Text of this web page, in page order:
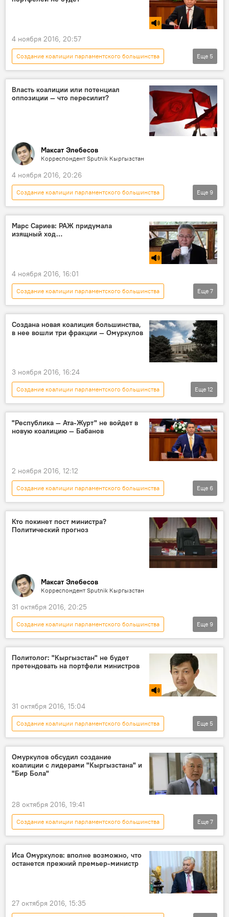
коалиция должность
4 ноября 2016, 20:57
Создание коалиции парламентского большинства
Радио Sputnik Кыргызстан
Новости
коалиция
Еще 5
Власть коалиции или потенциал
оппозиции — что пересилит?
Максат Элебесов
Корреспондент Sputnik Кыргызстан
4 ноября 2016, 20:26
Создание коалиции парламентского большинства
Мнение
Политика
Новости
Кыргызстан
Выход СДПК из коалиции парламентского большинства
Еще 9
Марс Сариев: РАЖ придумала
изящный ход…
4 ноября 2016, 16:01
Создание коалиции парламентского большинства
Мнение
Радио Sputnik Кыргызстан
Кыргызстан
Марс Сариев
коалиция
Выход СДПК из коалиции парламентского большинства
Еще 7
Создана новая коалиция большинства,
в нее вошли три фракции — Омуркулов
3 ноября 2016, 16:24
Создание коалиции парламентского большинства
Политика
Новости
Кыргызстан
Aлерт
Иса Омуркулов
Жогорку Кенеш
СДПК
коалиция
большинство
Еще 12
"Республика — Ата-Журт" не войдет в
новую коалицию — Бабанов
2 ноября 2016, 12:12
Создание коалиции парламентского большинства
Политика
Новости
Кыргызстан
Aлерт
Омурбек Бабанов коалиция
Еще 6
Кто покинет пост министра?
Политический прогноз
Максат Элебесов
Корреспондент Sputnik Кыргызстан
31 октября 2016, 20:25
Создание коалиции парламентского большинства
Мнение
Политика
Новости
Кыргызстан
министр
Еще 9
Политолог: "Кыргызстан" не будет
претендовать на портфели министров
31 октября 2016, 15:04
Создание коалиции парламентского большинства
Радио Sputnik Кыргызстан
Новости
Табылды Акеров
Выход СДПК из коалиции парламентского большинства
Еще 5
Омуркулов обсудил создание
коалиции с лидерами "Кыргызстана" и
"Бир Бола"
28 октября 2016, 19:41
Создание коалиции парламентского большинства
Политика
Новости
Кыргызстан
Выход СДПК из коалиции парламентского большинства
Иса Омуркулов
переговоры
Еще 7
Иса Омуркулов: вполне возможно, что
останется прежний премьер-министр
27 октября 2016, 15:35